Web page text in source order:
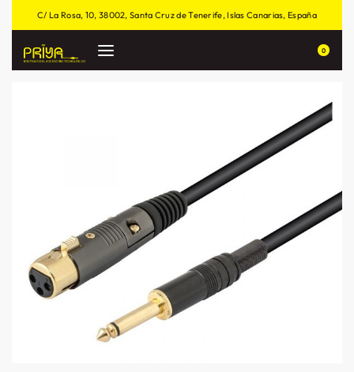
C/ La Rosa, 10, 38002, Santa Cruz de Tenerife, Islas Canarias, España
0